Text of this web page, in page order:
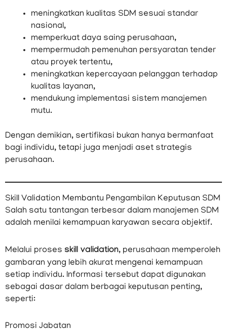
meningkatkan kualitas SDM sesuai standar
nasional,
memperkuat daya saing perusahaan,
mempermudah pemenuhan persyaratan tender
atau proyek tertentu,
meningkatkan kepercayaan pelanggan terhadap
kualitas layanan,
mendukung implementasi sistem manajemen
mutu.
Dengan demikian, sertifikasi bukan hanya bermanfaat
bagi individu, tetapi juga menjadi aset strategis
perusahaan.
Skill Validation Membantu Pengambilan Keputusan SDM
Salah satu tantangan terbesar dalam manajemen SDM
adalah menilai kemampuan karyawan secara objektif.
Melalui proses skill validation, perusahaan memperoleh
gambaran yang lebih akurat mengenai kemampuan
setiap individu. Informasi tersebut dapat digunakan
sebagai dasar dalam berbagai keputusan penting,
seperti:
Promosi Jabatan